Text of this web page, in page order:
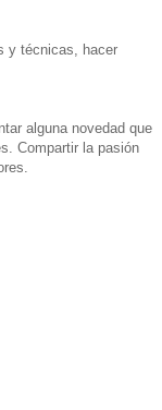
y técnicas, hacer
alguna novedad que
Compartir la pasión